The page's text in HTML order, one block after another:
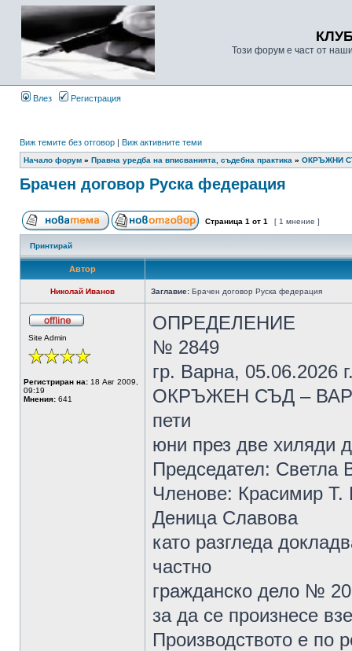
Този форум е част от
Влез Регистрация
Виж темите без отговор | Виж активните теми
Начало форум » Правна уредба на вписванията, съдебна практика » ОКРЪЖНИ
Брачен договор Руска федерация
Страница 1 от 1 [ 1 мнение ]
Принтирай
Автор
Николай Иванов Заглавие: Брачен договор Руска федерация
Site Admin
Регистриран на: 18 Авг 2009,
09:19
Мнения: 641
ОПРЕДЕЛЕНИЕ
№ 2849
гр. Варна, 05.06.2026
ОКРЪЖЕН СЪД –
пети
юни през две хиляди
Председател: Светла
Членове: Красимир Т.
Деница Славова
като разгледа
частно
гражданско дело №
за да се произнесе
Производството е по